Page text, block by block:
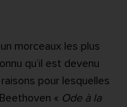
morceaux les plus
qu’il est devenu
pour lesquelles
« Ode à la